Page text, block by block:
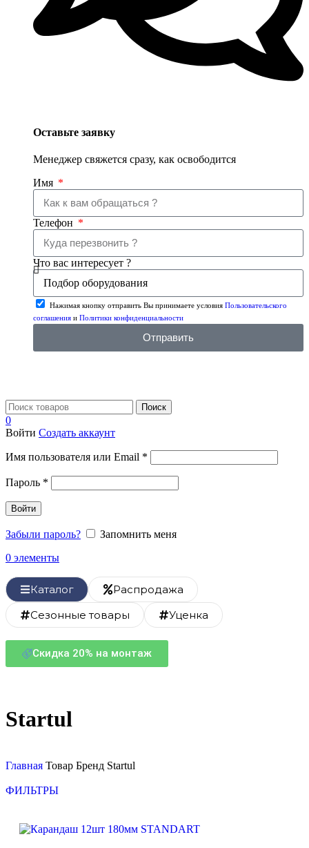
Оставьте заявку
Менеджер свяжется сразу, как освободится
Имя
Телефон
Что вас интересует ?
Нажимая кнопку отправить Вы принимаете условия Пользовательского
соглашения и Политики конфиденциальности
Отправить
Поиск
0
Войти Создать аккаунт
Имя пользователя или Email *
Пароль *
Войти
Забыли пароль?
Запомнить меня
0 элементы
Каталог
Распродажа
Сезонные товары
Уценка
Скидка 20% на монтаж
Startul
Главная Товар Бренд Startul
ФИЛЬТРЫ